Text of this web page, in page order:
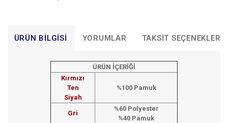
ÜRÜN BILGISI YORUMLAR TAKSIT SEÇENEKLERI
ÜRÜN İÇERİĞİ
Kırmızı
Ten
Siyah
%100 Pamuk
Gri
%60 Polyester
%40 Pamuk